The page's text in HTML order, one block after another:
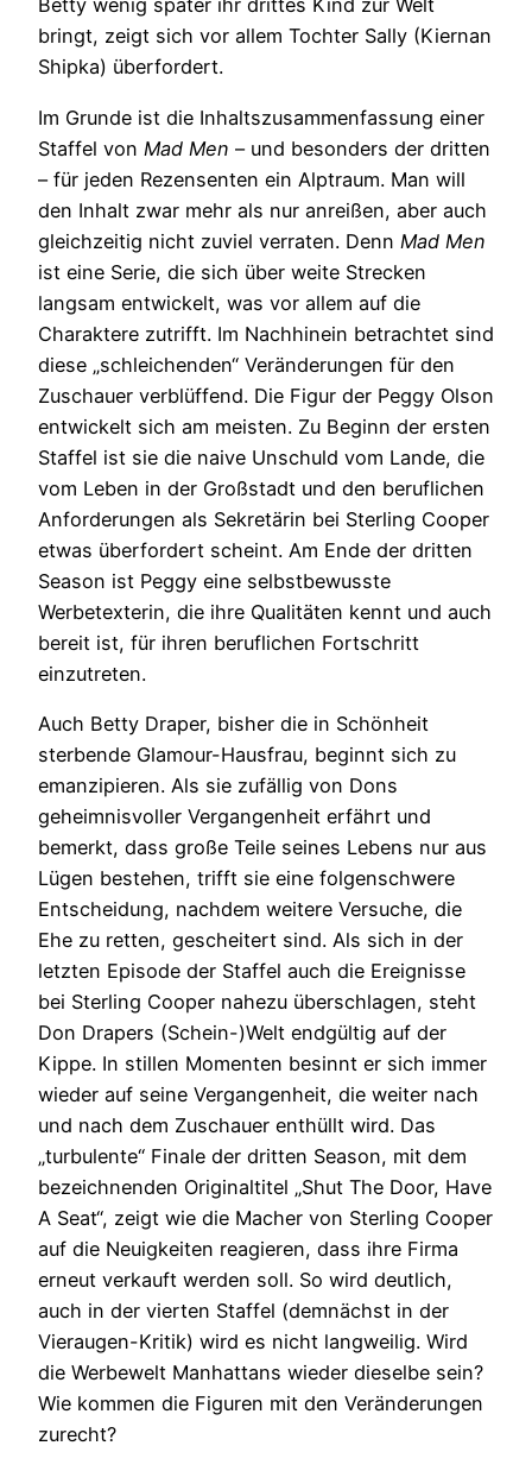
Betty wenig später ihr drittes Kind zur Welt
bringt, zeigt sich vor allem Tochter Sally (Kiernan
Shipka) überfordert.
Im Grunde ist die Inhaltszusammenfassung einer
Staffel von Mad Men – und besonders der dritten
– für jeden Rezensenten ein Alptraum. Man will
den Inhalt zwar mehr als nur anreißen, aber auch
gleichzeitig nicht zuviel verraten. Denn Mad Men
ist eine Serie, die sich über weite Strecken
langsam entwickelt, was vor allem auf die
Charaktere zutrifft. Im Nachhinein betrachtet sind
diese „schleichenden“ Veränderungen für den
Zuschauer verblüffend. Die Figur der Peggy Olson
entwickelt sich am meisten. Zu Beginn der ersten
Staffel ist sie die naive Unschuld vom Lande, die
vom Leben in der Großstadt und den beruflichen
Anforderungen als Sekretärin bei Sterling Cooper
etwas überfordert scheint. Am Ende der dritten
Season ist Peggy eine selbstbewusste
Werbetexterin, die ihre Qualitäten kennt und auch
bereit ist, für ihren beruflichen Fortschritt
einzutreten.
Auch Betty Draper, bisher die in Schönheit
sterbende Glamour-Hausfrau, beginnt sich zu
emanzipieren. Als sie zufällig von Dons
geheimnisvoller Vergangenheit erfährt und
bemerkt, dass große Teile seines Lebens nur aus
Lügen bestehen, trifft sie eine folgenschwere
Entscheidung, nachdem weitere Versuche, die
Ehe zu retten, gescheitert sind. Als sich in der
letzten Episode der Staffel auch die Ereignisse
bei Sterling Cooper nahezu überschlagen, steht
Don Drapers (Schein-)Welt endgültig auf der
Kippe. In stillen Momenten besinnt er sich immer
wieder auf seine Vergangenheit, die weiter nach
und nach dem Zuschauer enthüllt wird. Das
„turbulente“ Finale der dritten Season, mit dem
bezeichnenden Originaltitel „Shut The Door, Have
A Seat“, zeigt wie die Macher von Sterling Cooper
auf die Neuigkeiten reagieren, dass ihre Firma
erneut verkauft werden soll. So wird deutlich,
auch in der vierten Staffel (demnächst in der
Vieraugen-Kritik) wird es nicht langweilig. Wird
die Werbewelt Manhattans wieder dieselbe sein?
Wie kommen die Figuren mit den Veränderungen
zurecht?